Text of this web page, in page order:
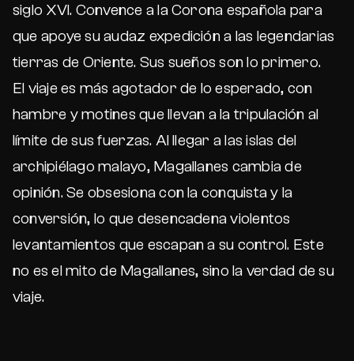
siglo XVI. Convence a la Corona española para
que apoye su audaz expedición a las legendarias
tierras de Oriente. Sus sueños son lo primero.
El viaje es más agotador de lo esperado, con
hambre y motines que llevan a la tripulación al
límite de sus fuerzas. Al llegar a las islas del
archipiélago malayo, Magallanes cambia de
opinión. Se obsesiona con la conquista y la
conversión, lo que desencadena violentos
levantamientos que escapan a su control. Este
no es el mito de Magallanes, sino la verdad de su
viaje.